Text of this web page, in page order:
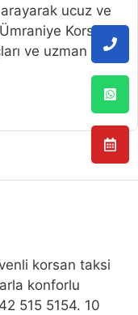
ucuz ve
Korsan
ve uzman
korsan taksi
konforlu
515 5154. 10